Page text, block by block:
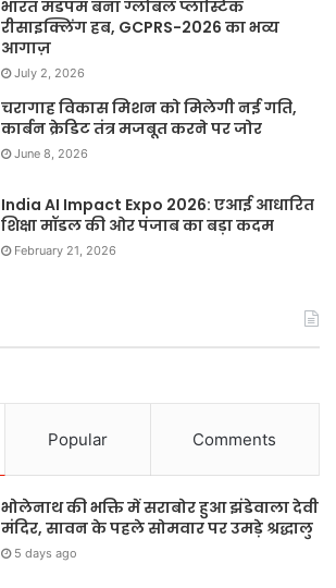
भारत मंडपम बना ग्लोबल प्लास्टिक
रीसाइक्लिंग हब, GCPRS-2026 का भव्य
आगाज़
July 2, 2026
चरागाह विकास मिशन को मिलेगी नई गति,
कार्बन क्रेडिट तंत्र मजबूत करने पर जोर
June 8, 2026
India AI Impact Expo 2026: एआई आधारित
शिक्षा मॉडल की ओर पंजाब का बड़ा कदम
February 21, 2026
Popular Comments
भोलेनाथ की भक्ति में सराबोर हुआ झंडेवाला देवी
मंदिर, सावन के पहले सोमवार पर उमड़े श्रद्धालु
5 days ago